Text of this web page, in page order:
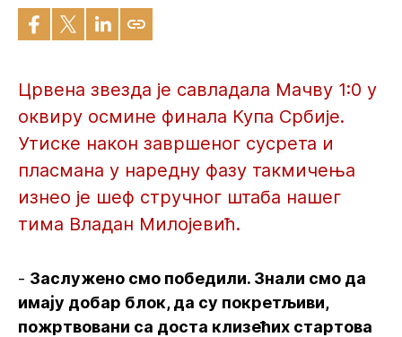
Црвена звезда је савладала Мачву 1:0 у
оквиру осмине финала Купа Србије.
Утиске након завршеног сусрета и
пласмана у наредну фазу такмичења
изнео је шеф стручног штаба нашег
тима Владан Милојевић.
- Заслужено смо победили. Знали смо да
имају добар блок, да су покретљиви,
пожртвовани са доста клизећих стартова